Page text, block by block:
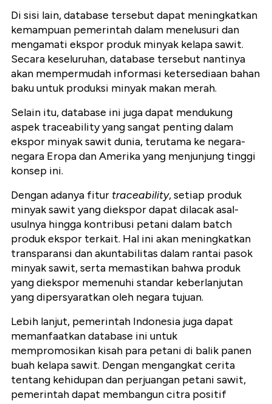
Di sisi lain, database tersebut dapat meningkatkan
kemampuan pemerintah dalam menelusuri dan
mengamati ekspor produk minyak kelapa sawit.
Secara keseluruhan, database tersebut nantinya
akan mempermudah informasi ketersediaan bahan
baku untuk produksi minyak makan merah.
Selain itu, database ini juga dapat mendukung
aspek traceability yang sangat penting dalam
ekspor minyak sawit dunia, terutama ke negara-
negara Eropa dan Amerika yang menjunjung tinggi
konsep ini.
Dengan adanya fitur traceability, setiap produk
minyak sawit yang diekspor dapat dilacak asal-
usulnya hingga kontribusi petani dalam batch
produk ekspor terkait. Hal ini akan meningkatkan
transparansi dan akuntabilitas dalam rantai pasok
minyak sawit, serta memastikan bahwa produk
yang diekspor memenuhi standar keberlanjutan
yang dipersyaratkan oleh negara tujuan.
Lebih lanjut, pemerintah Indonesia juga dapat
memanfaatkan database ini untuk
mempromosikan kisah para petani di balik panen
buah kelapa sawit. Dengan mengangkat cerita
tentang kehidupan dan perjuangan petani sawit,
pemerintah dapat membangun citra positif